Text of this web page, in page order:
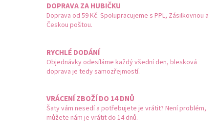
DOPRAVA ZA HUBIČKU
Doprava od 59 Kč. Spolupracujeme s PPL, Zásilkovnou a
Českou poštou.
RYCHLÉ DODÁNÍ
Objednávky odesíláme každý všední den, blesková
doprava je tedy samozřejmostí.
VRÁCENÍ ZBOŽÍ DO 14 DNŮ
Šaty vám nesedí a potřebujete je vrátit? Není problém,
můžete nám je vrátit do 14 dnů.